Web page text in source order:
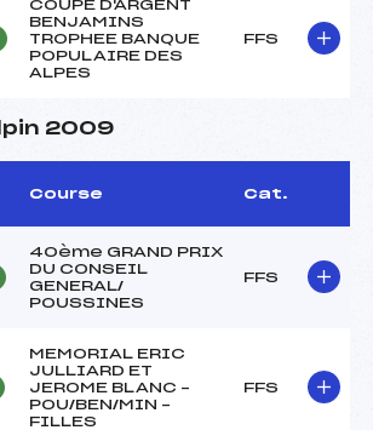
COUPE D'ARGENT
BENJAMINS
TROPHEE BANQUE
POPULAIRE DES
ALPES
FFS
2009
Course Cat.
40ème GRAND PRIX
DU CONSEIL
GENERAL/
POUSSINES
FFS
MEMORIAL ERIC
JULLIARD ET
JEROME BLANC –
POU/BEN/MIN –
FILLES
FFS